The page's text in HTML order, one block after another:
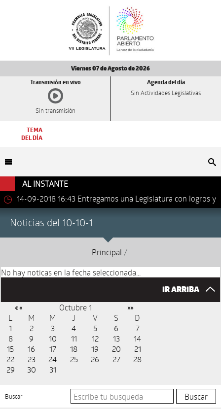
Viernes 07 de Agosto de 2026
Transmisión en vivo
Sin transmisión
Agenda del día
Sin Actividades Legislativas
TEMA
DEL DÍA
AL INSTANTE
14-09-2018 16:43 Entregamos una Legislatura con logros y
Noticias del 10-10-1
Principal /
No hay noticas en la fecha seleccionada...
IR ARRIBA
« « Octubre 1 »»
L M M J V S
D
1
2 3 4 5 6
7
8
9 10 11 12 13
14
15
16 17 18 19 20
21
22
23 24 25 26 27
28
29
30 31
Buscar